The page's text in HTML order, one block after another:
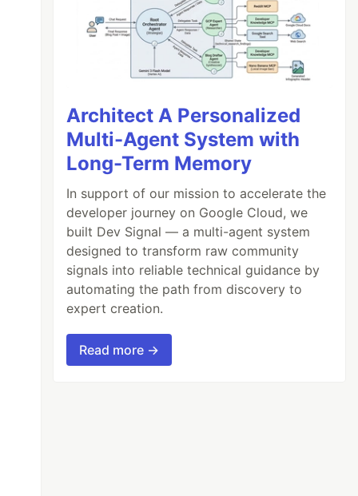
Architect A Personalized
Multi-Agent System with
Long-Term Memory
In support of our mission to accelerate the
developer journey on Google Cloud, we
built Dev Signal — a multi-agent system
designed to transform raw community
signals into reliable technical guidance by
automating the path from discovery to
expert creation.
Read more →